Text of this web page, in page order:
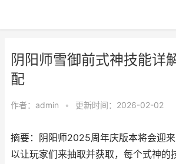
阴阳师雪御前式神技能详
配
作者： admin • 更新时间：2026-02-02
摘要：阴阳师2025周年庆版本将会迎
以让玩家们来抽取并获取，每个式神的